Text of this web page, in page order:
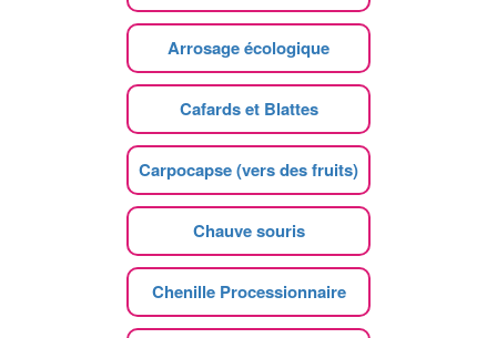
Arrosage écologique
Cafards et Blattes
Carpocapse (vers des fruits)
Chauve souris
Chenille Processionnaire